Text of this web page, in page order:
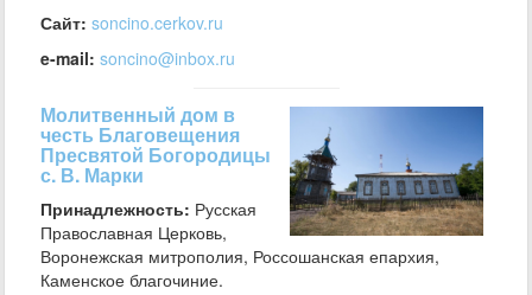
Сайт: soncino.cerkov.ru
e-mail: soncino@inbox.ru
Молитвенный дом в
честь Благовещения
Пресвятой Богородицы
с. В. Марки
Принадлежность: Русская
Православная Церковь,
Воронежская митрополия, Россошанская епархия,
Каменское благочиние.